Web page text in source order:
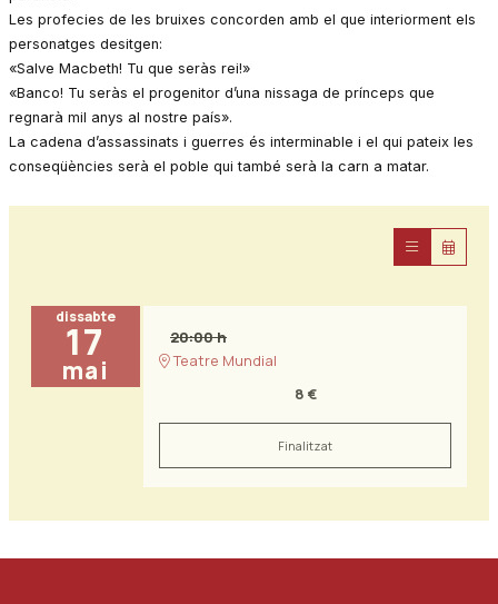
Les profecies de les bruixes concorden amb el que interiorment els
personatges desitgen:
«Salve Macbeth! Tu que seràs rei!»
«Banco! Tu seràs el progenitor d’una nissaga de prínceps que
regnarà mil anys al nostre país».
La cadena d’assassinats i guerres és interminable i el qui pateix les
conseqüències serà el poble qui també serà la carn a matar.
dissabte
17
mai
20:00 h
Teatre Mundial
8 €
Finalitzat